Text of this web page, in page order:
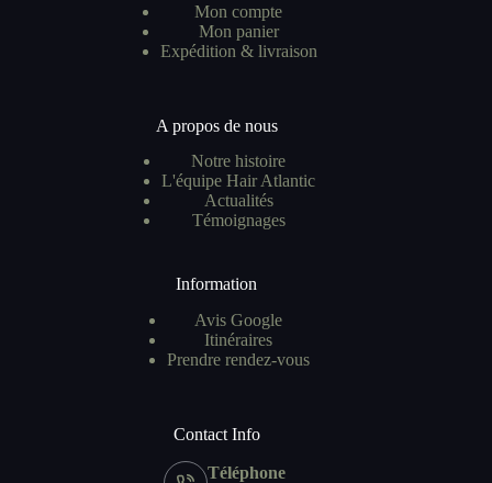
Mon compte
Mon panier
Expédition & livraison
A propos de nous
Notre histoire
L'équipe Hair Atlantic
Actualités
Témoignages
Information
Avis Google
Itinéraires
Prendre rendez-vous
Contact Info
Téléphone